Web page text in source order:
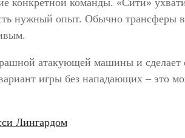
нужный опыт. Обычно трансферы
атакующей машины и сделает
игры без нападающих – это